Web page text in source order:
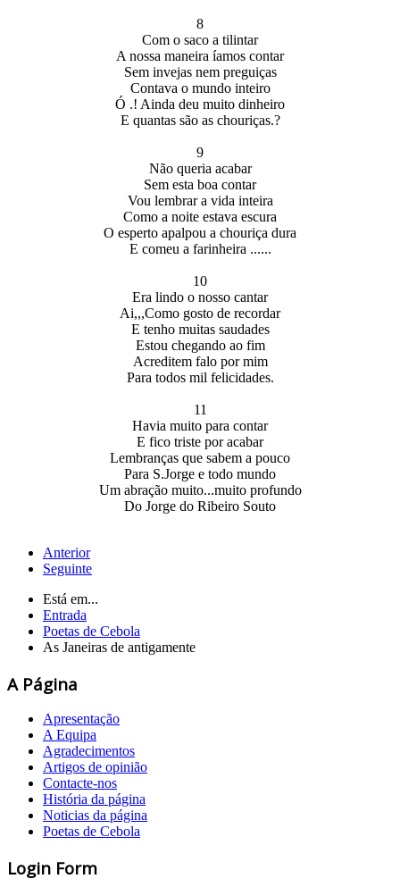
8
Com o saco a tilintar
A nossa maneira íamos contar
Sem invejas nem preguiças
Contava o mundo inteiro
Ó .! Ainda deu muito dinheiro
E quantas são as chouriças.?
9
Não queria acabar
Sem esta boa contar
Vou lembrar a vida inteira
Como a noite estava escura
O esperto apalpou a chouriça dura
E comeu a farinheira ......
10
Era lindo o nosso cantar
Ai,,,Como gosto de recordar
E tenho muitas saudades
Estou chegando ao fim
Acreditem falo por mim
Para todos mil felicidades.
11
Havia muito para contar
E fico triste por acabar
Lembranças que sabem a pouco
Para S.Jorge e todo mundo
Um abração muito...muito profundo
Do Jorge do Ribeiro Souto
Anterior
Seguinte
Está em...
Entrada
Poetas de Cebola
As Janeiras de antigamente
A Página
Apresentação
A Equipa
Agradecimentos
Artigos de opinião
Contacte-nos
História da página
Noticias da página
Poetas de Cebola
Login Form